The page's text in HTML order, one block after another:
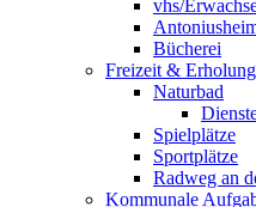
vhs/
Bücherei
Freizeit & Erholung
Naturbad
Spielplätze
Sportplätze
Radweg an
Kommunale